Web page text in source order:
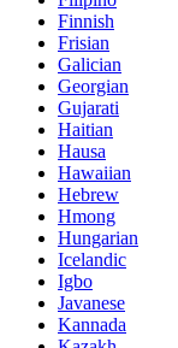
Finnish
Frisian
Galician
Georgian
Gujarati
Haitian
Hausa
Hawaiian
Hebrew
Hmong
Hungarian
Icelandic
Igbo
Javanese
Kannada